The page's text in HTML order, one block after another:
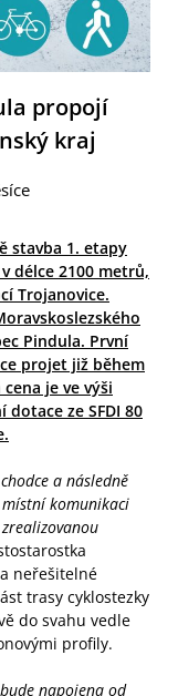
propojí
kraj
stavba 1. etapy
délce 2100 metrů,
Trojanovice.
Pindula. První
projet již během
je ve výši
ze SFDI 80
a následně
komunikaci
neřešitelné
trasy cyklostezky
do svahu vedle
profily.
napojena od